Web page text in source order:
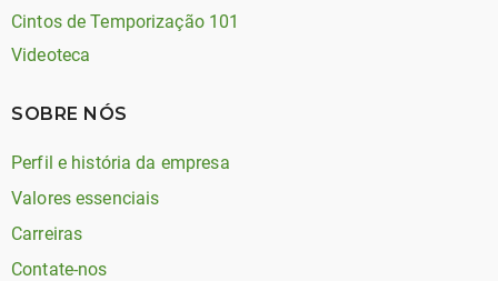
Cintos de Temporização 101
Videoteca
SOBRE NÓS
Perfil e história da empresa
Valores essenciais
Carreiras
Contate-nos